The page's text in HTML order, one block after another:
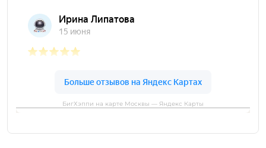
БигХэппи на карте Москвы — Яндекс Карты